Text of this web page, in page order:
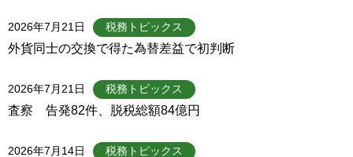
2026年7月21日 税務トピックス
外貨同士の交換で得た為替差益で初判断
2026年7月21日 税務トピックス
査察 告発82件、脱税総額84億円
2026年7月14日 税務トピックス